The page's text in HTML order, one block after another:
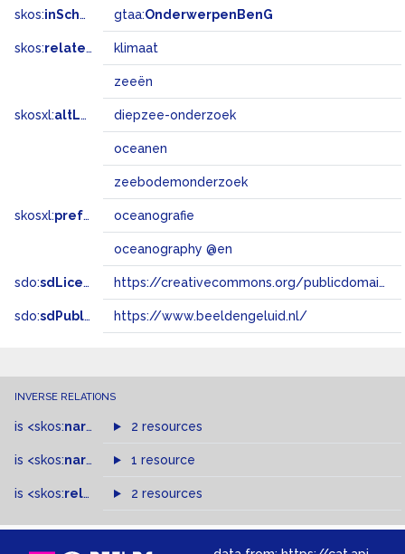
skos:inScheme gtaa:OnderwerpenBenG
skos:related klimaat
zeeën
skosxl:altLabel diepzee-onderzoek
oceanen
zeebodemonderzoek
skosxl:prefLabel oceanografie
oceanography @en
sdo:sdLicense https://creativecommons.org/publicdomain/zero/1.0/
sdo:sdPublisher https://www.beeldengeluid.nl/
INVERSE RELATIONS
is <skos:narrowMatch >of
2 resources
is <skos:narrower >of
1 resource
is <skos:related > of2 resources